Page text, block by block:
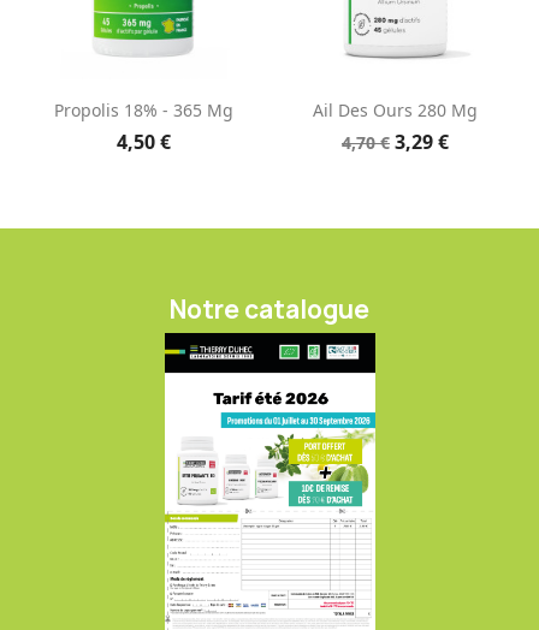
Propolis 18% - 365 Mg
4,50 €
Ail Des Ours 280 Mg
4,70 € 3,29 €
Notre catalogue